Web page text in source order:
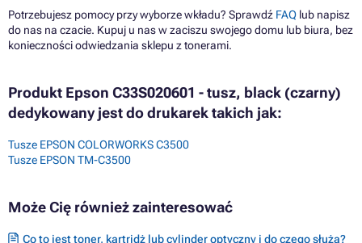
Potrzebujesz pomocy przy wyborze wkładu? Sprawdź FAQ lub napisz
do nas na czacie. Kupuj u nas w zaciszu swojego domu lub biura, bez
konieczności odwiedzania sklepu z tonerami.
Produkt Epson C33S020601 - tusz, black (czarny)
dedykowany jest do drukarek takich jak:
Tusze EPSON COLORWORKS C3500
Tusze EPSON TM-C3500
Może Cię również zainteresować
Co to jest toner, kartridż lub cylinder optyczny i do czego służą?